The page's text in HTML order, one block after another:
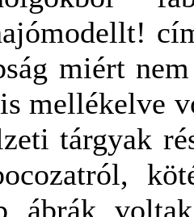
miért
mellékelve
tárgyak
ábrák